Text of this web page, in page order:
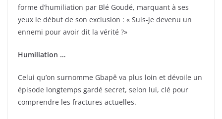
forme d’humiliation par Blé Goudé, marquant à ses
yeux le début de son exclusion : « Suis-je devenu un
ennemi pour avoir dit la vérité ?»
Humiliation …
Celui qu’on surnomme Gbapê va plus loin et dévoile un
épisode longtemps gardé secret, selon lui, clé pour
comprendre les fractures actuelles.